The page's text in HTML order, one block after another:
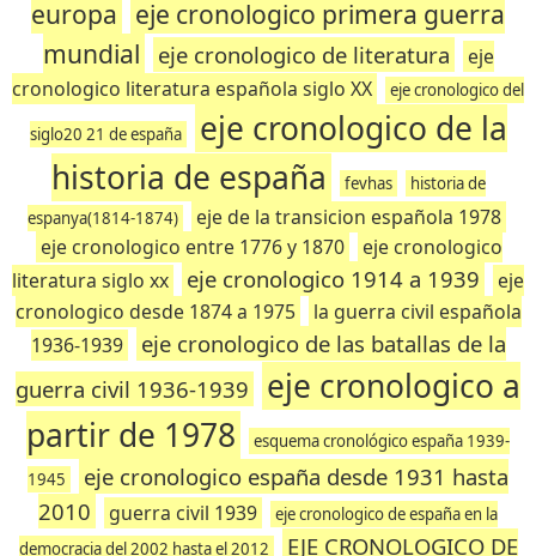
europa eje cronologico primera guerra
mundial
eje cronologico de literatura
eje
cronologico literatura española siglo XX
eje cronologico del
siglo20 21 de españa
eje cronologico de la
historia de españa
fevhas
historia de
espanya(1814-1874)
eje de la transicion española 1978
eje cronologico entre 1776 y 1870
eje cronologico
literatura siglo xx
eje cronologico 1914 a 1939
eje
cronologico desde 1874 a 1975
la guerra civil española
1936-1939
eje cronologico de las batallas de la
guerra civil 1936-1939
eje cronologico a
partir de 1978
esquema cronológico españa 1939-
1945
eje cronologico españa desde 1931 hasta
2010
guerra civil 1939
eje cronologico de españa en la
democracia del 2002 hasta el 2012
EJE CRONOLOGICO DE